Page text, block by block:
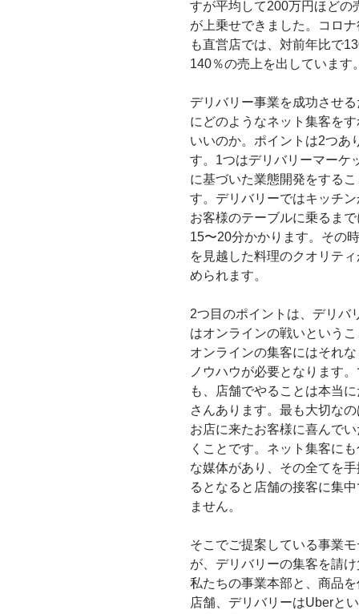
すが平均して200万円ほどの
が上乗せできました。コロ
も直営店では、対前年比で
140％の売上を出しています
デリバリー事業を成功させ
にどのようなネット集客を
いいのか。ポイントは2つあ
す。1つはデリバリーマーケ
に基づいた業態開発をする
す。デリバリーではキッチ
お客様のテーブルに乗るま
15〜20分かかります。その
を見越した料理のクオリテ
められます。
2つ目のポイントは、デリバ
はオンラインの戦いという
オンラインの集客にはそれ
ノウハウが必要となります
も、店舗でやることは本当
さんあります。最も大切な
お店に来たお客様に喜んで
くことです。ネット集客に
な媒体があり、その全てを
るとなると店舗の接客に集
ません。
そこでご提案している事業
が、デリバリーの集客を請
私たちの事業本部と、商品
店舗、デリバリーはUberと